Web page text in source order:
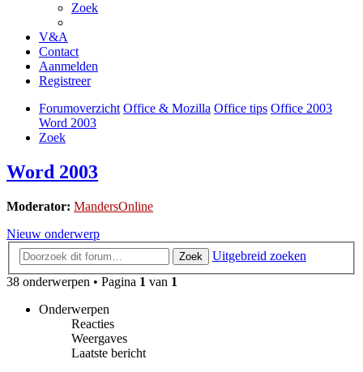
Zoek
V&A
Contact
Aanmelden
Registreer
Forumoverzicht Office & Mozilla Office tips Office 2003
Word 2003
Zoek
Word 2003
Moderator: MandersOnline
Nieuw onderwerp
Zoek
Uitgebreid zoeken
38 onderwerpen • Pagina 1 van 1
Onderwerpen
Reacties
Weergaves
Laatste bericht